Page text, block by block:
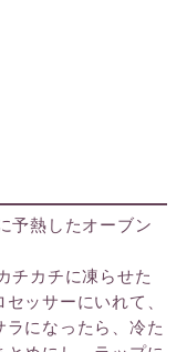
予熱したオーブン
チカチに凍らせた
ッサーにいれて、
になったら、冷た